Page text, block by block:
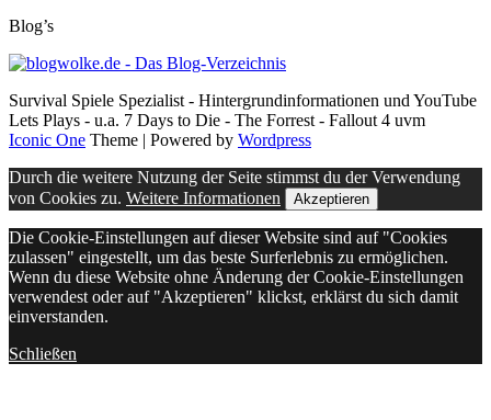
Blog’s
Survival Spiele Spezialist - Hintergrundinformationen und YouTube
Lets Plays - u.a. 7 Days to Die - The Forrest - Fallout 4 uvm
Iconic One Theme | Powered by Wordpress
Durch die weitere Nutzung der Seite stimmst du der Verwendung
von Cookies zu. Weitere Informationen Akzeptieren
Die Cookie-Einstellungen auf dieser Website sind auf "Cookies
zulassen" eingestellt, um das beste Surferlebnis zu ermöglichen.
Wenn du diese Website ohne Änderung der Cookie-Einstellungen
verwendest oder auf "Akzeptieren" klickst, erklärst du sich damit
einverstanden.
Schließen